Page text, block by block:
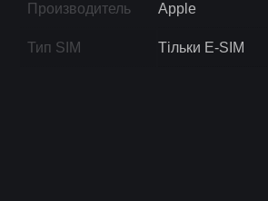
Производитель Apple
Тип SIM Тільки E-SIM